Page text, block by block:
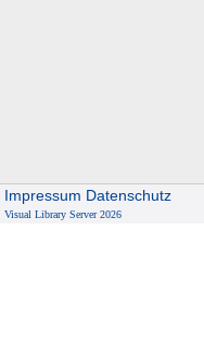
Impressum Datenschutz
Visual Library Server 2026